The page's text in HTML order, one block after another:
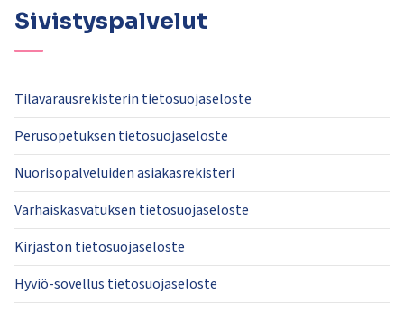
Sivistyspalvelut
Tilavarausrekisterin tietosuojaseloste
Perusopetuksen tietosuojaseloste
Nuorisopalveluiden asiakasrekisteri
Varhaiskasvatuksen tietosuojaseloste
Kirjaston tietosuojaseloste
Hyviö-sovellus tietosuojaseloste